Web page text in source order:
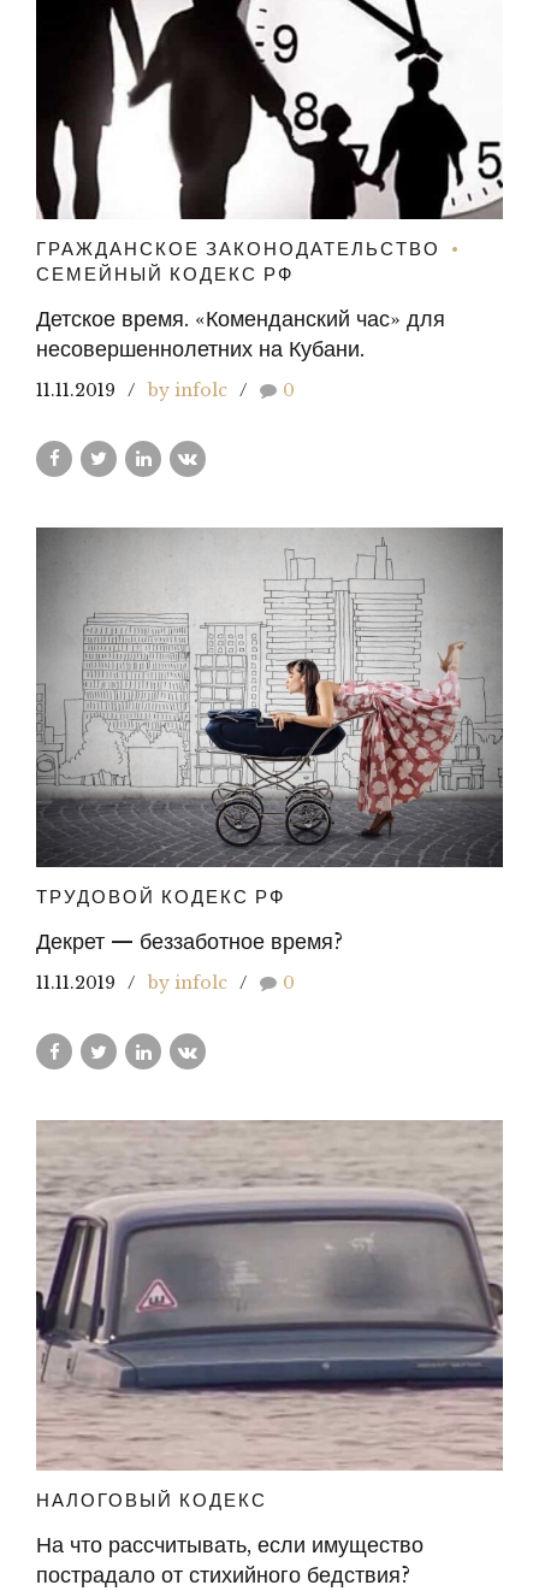
ГРАЖДАНСКОЕ ЗАКОНОДАТЕЛЬСТВО
СЕМЕЙНЫЙ КОДЕКС РФ
Детское время. «Коменданский час» для
несовершеннолетних на Кубани.
11.11.2019 by infolc 0
ТРУДОВОЙ КОДЕКС РФ
Декрет — беззаботное время?
11.11.2019 by infolc 0
НАЛОГОВЫЙ КОДЕКС
На что рассчитывать, если имущество
пострадало от стихийного бедствия?